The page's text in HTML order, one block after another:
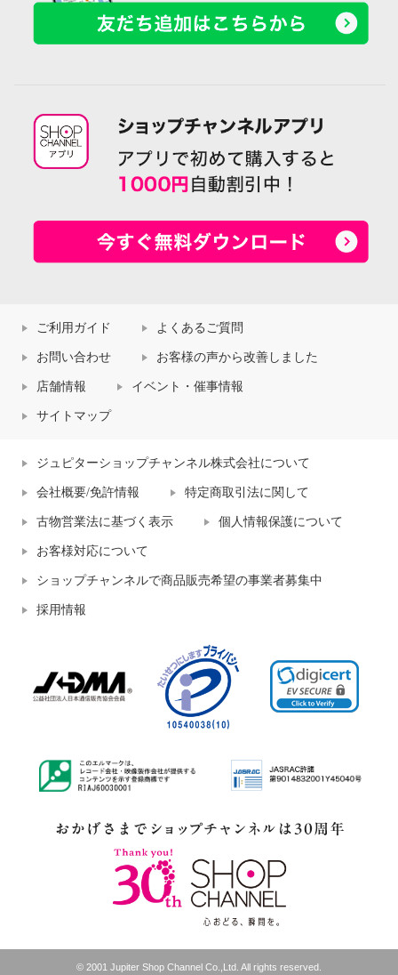
ご利用ガイド よくあるご質問
お問い合わせ お客様の声から改善しました
店舗情報 イベント・催事情報
サイトマップ
ジュピターショップチャンネル株式会社について
会社概要/免許情報 特定商取引法に関して
古物営業法に基づく表示 個人情報保護について
お客様対応について
ショップチャンネルで商品販売希望の事業者募集中
採用情報
© 2001 Jupiter Shop Channel Co.,Ltd. All rights reserved.